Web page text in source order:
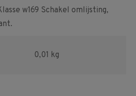
w169 Schakel omlijsting,
0,01 kg